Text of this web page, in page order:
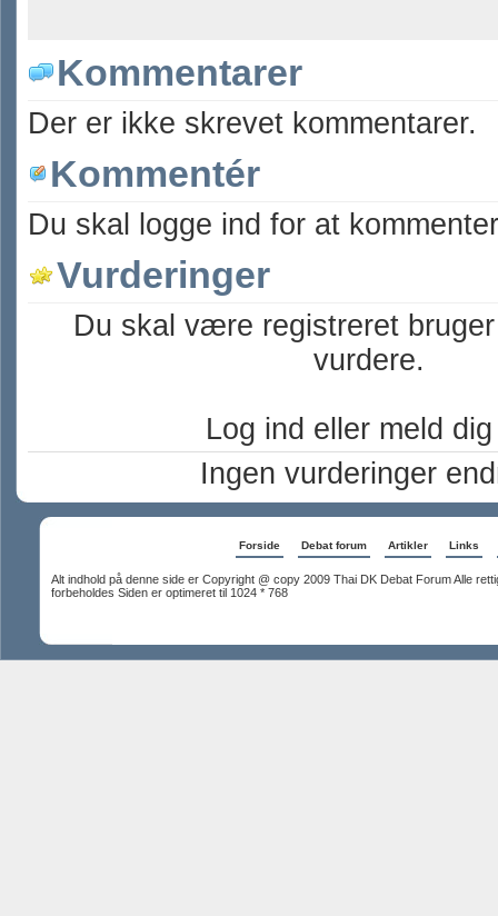
Kommentarer
Der er ikke skrevet kommentarer.
Kommentér
Du skal logge ind for at
Vurderinger
Du skal være registreret
vurdere.
Log ind eller meld
Ingen vurderinger
Forside Debat forum Artikler Links
Alt indhold på denne side er Copyright @ copy 2009 Thai DK Debat Forum Alle
forbeholdes Siden er optimeret til 1024 * 768